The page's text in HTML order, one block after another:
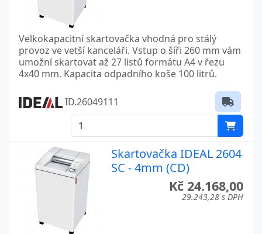
Velkokapacitní skartovačka vhodná pro stálý
provoz ve vetší kanceláři. Vstup o šíři 260 mm vám
umožní skartovat až 27 listů formátu A4 v řezu
4x40 mm. Kapacita odpadního koše 100 litrů.
ID.26049111
Skartovačka IDEAL 2604
SC - 4mm (CD)
Kč 24.168,00
29.243,28 s DPH